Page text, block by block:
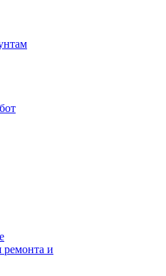
ремонта и